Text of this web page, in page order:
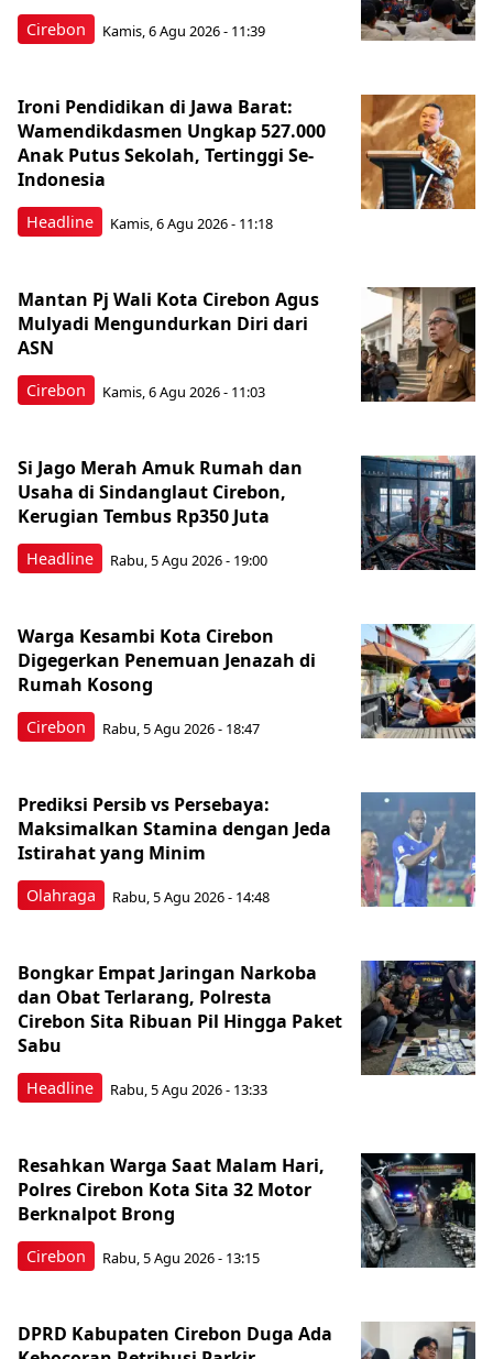
Cirebon Kamis, 6 Agu 2026 - 11:39
Headline
Ironi Pendidikan di Jawa Barat:
Wamendikdasmen Ungkap 527.000
Anak Putus Sekolah, Tertinggi Se-
Indonesia
Kamis, 6 Agu 2026 - 11:18
Cirebon
Mantan Pj Wali Kota Cirebon Agus
Mulyadi Mengundurkan Diri dari
ASN
Kamis, 6 Agu 2026 - 11:03
Headline
Si Jago Merah Amuk Rumah dan
Usaha di Sindanglaut Cirebon,
Kerugian Tembus Rp350 Juta
Rabu, 5 Agu 2026 - 19:00
Cirebon
Warga Kesambi Kota Cirebon
Digegerkan Penemuan Jenazah di
Rumah Kosong
Rabu, 5 Agu 2026 - 18:47
Olahraga
Prediksi Persib vs Persebaya:
Maksimalkan Stamina dengan Jeda
Istirahat yang Minim
Rabu, 5 Agu 2026 - 14:48
Headline
Bongkar Empat Jaringan Narkoba
dan Obat Terlarang, Polresta
Cirebon Sita Ribuan Pil Hingga Paket
Sabu
Rabu, 5 Agu 2026 - 13:33
Cirebon
Resahkan Warga Saat Malam Hari,
Polres Cirebon Kota Sita 32 Motor
Berknalpot Brong
Rabu, 5 Agu 2026 - 13:15
DPRD Kabupaten Cirebon Duga Ada